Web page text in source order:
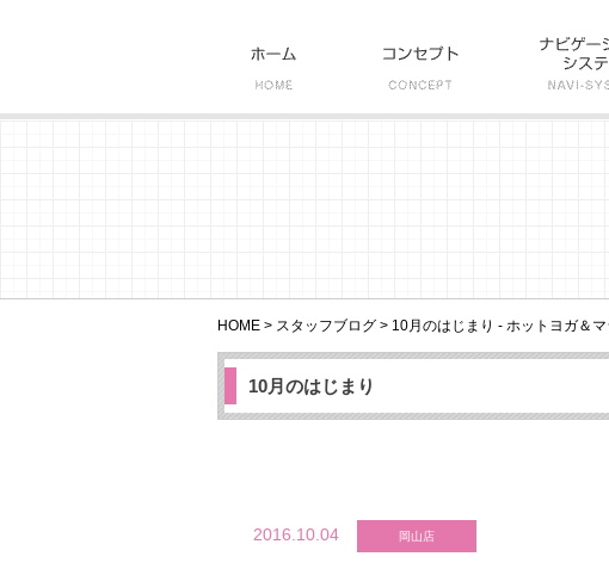
HOME > スタッフブログ > 10月のはじまり - ホットヨガ＆
10月のはじまり
2016.10.04 岡山店